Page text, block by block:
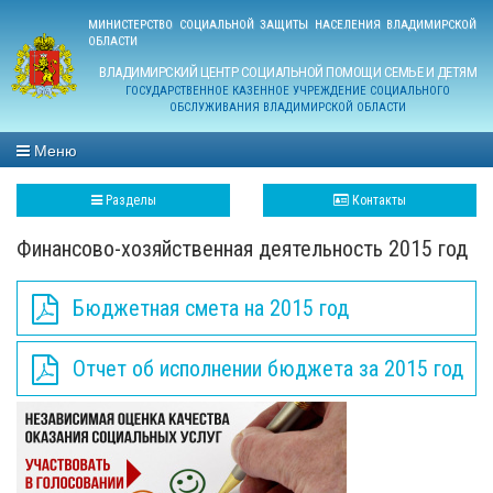
МИНИСТЕРСТВО СОЦИАЛЬНОЙ ЗАЩИТЫ НАСЕЛЕНИЯ ВЛАДИМИРСКОЙ
ОБЛАСТИ
ВЛАДИМИРСКИЙ ЦЕНТР СОЦИАЛЬНОЙ ПОМОЩИ СЕМЬЕ И ДЕТЯМ
ГОСУДАРСТВЕННОЕ КАЗЕННОЕ УЧРЕЖДЕНИЕ СОЦИАЛЬНОГО
ОБСЛУЖИВАНИЯ ВЛАДИМИРСКОЙ ОБЛАСТИ
Меню
Разделы Контакты
Финансово-хозяйственная деятельность 2015 год
Бюджетная смета на 2015 год
Отчет об исполнении бюджета за 2015 год